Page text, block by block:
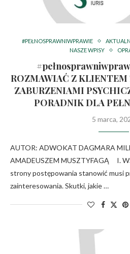
#PEŁNOSPRAWNIWPRAWIE
NASZE WPISY
ROZMAWIAĆ Z KLIENTEM
ZABURZENIAMI
PORADNIK DLA
5 marca,
AUTOR: ADWOKAT DAGMARA
AMADEUSZEM MUSZTYFAGĄ I.
strony postępowania stanowić musi
zainteresowania. Skutki, jakie …